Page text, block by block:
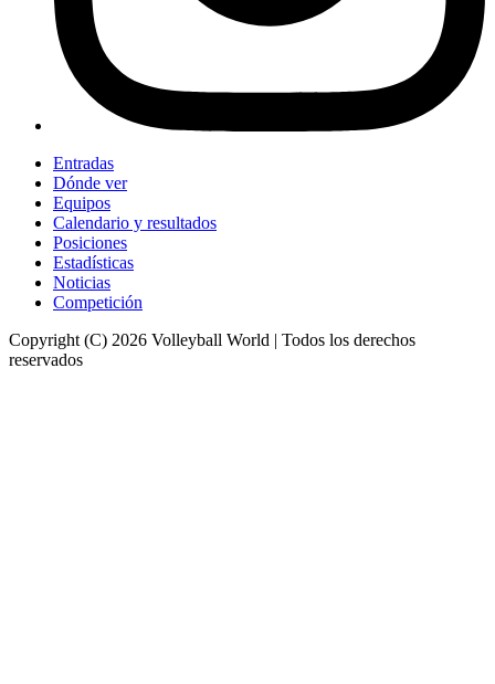
Entradas
Dónde ver
Equipos
Calendario y resultados
Posiciones
Estadísticas
Noticias
Competición
Copyright (C) 2026 Volleyball World | Todos los derechos
reservados